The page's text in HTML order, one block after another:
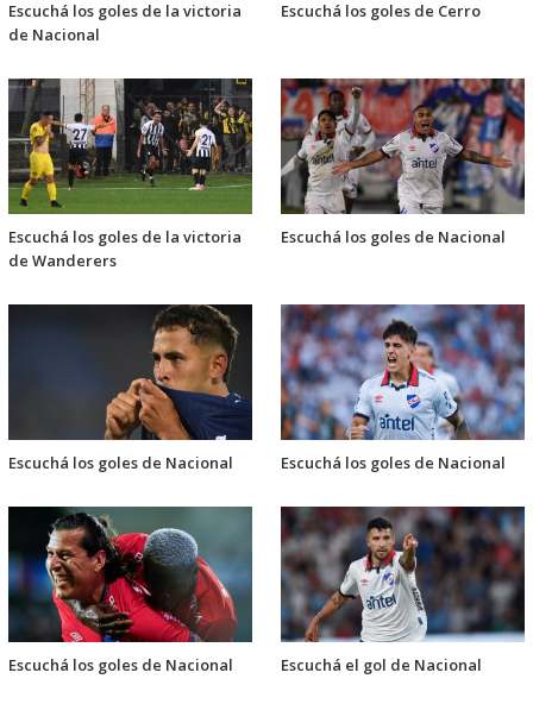
Escuchá los goles de la victoria
de Nacional
Escuchá los goles de Cerro
Escuchá los goles de la victoria
de Wanderers
Escuchá los goles de Nacional
Escuchá los goles de Nacional Escuchá los goles de Nacional
Escuchá los goles de Nacional Escuchá el gol de Nacional